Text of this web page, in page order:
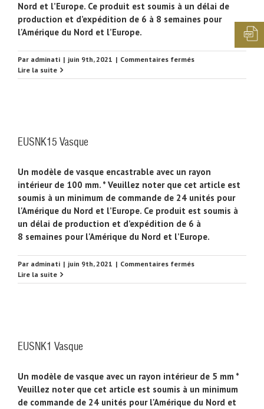
Nord et l’Europe. Ce produit est soumis à un délai de
production et d’expédition de 6 à 8 semaines pour
l'Amérique du Nord et l’Europe.
Par adminati | juin 9th, 2021 | Commentaires ferméssur
Vasque
Lire la suite
EUSNK15 Vasque
Un modèle de vasque encastrable avec un rayon
intérieur de 100 mm. * Veuillez noter que cet article est
soumis à un minimum de commande de 24 unités pour
l'Amérique du Nord et l’Europe. Ce produit est soumis à
un délai de production et d’expédition de 6 à
8 semaines pour l'Amérique du Nord et l’Europe.
Par adminati | juin 9th, 2021 | Commentaires ferméssur
Vasque
Lire la suite
EUSNK1 Vasque
Un modèle de vasque avec un rayon intérieur de 5 mm *
Veuillez noter que cet article est soumis à un minimum
de commande de 24 unités pour l'Amérique du Nord et